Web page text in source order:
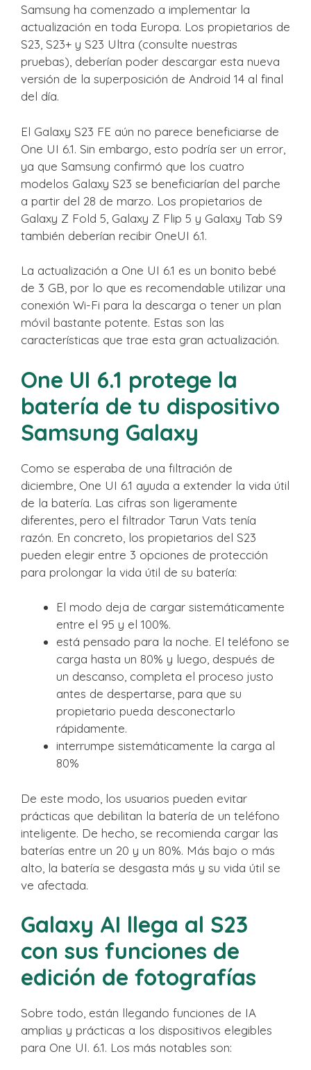
Samsung ha comenzado a implementar la
actualización en toda Europa. Los propietarios de
S23, S23+ y S23 Ultra (consulte nuestras
pruebas), deberían poder descargar esta nueva
versión de la superposición de Android 14 al final
del día.
El Galaxy S23 FE aún no parece beneficiarse de
One UI 6.1. Sin embargo, esto podría ser un error,
ya que Samsung confirmó que los cuatro
modelos Galaxy S23 se beneficiarían del parche
a partir del 28 de marzo. Los propietarios de
Galaxy Z Fold 5, Galaxy Z Flip 5 y Galaxy Tab S9
también deberían recibir OneUI 6.1.
La actualización a One UI 6.1 es un bonito bebé
de 3 GB, por lo que es recomendable utilizar una
conexión Wi-Fi para la descarga o tener un plan
móvil bastante potente. Estas son las
características que trae esta gran actualización.
One UI 6.1 protege la
batería de tu dispositivo
Samsung Galaxy
Como se esperaba de una filtración de
diciembre, One UI 6.1 ayuda a extender la vida útil
de la batería. Las cifras son ligeramente
diferentes, pero el filtrador Tarun Vats tenía
razón. En concreto, los propietarios del S23
pueden elegir entre 3 opciones de protección
para prolongar la vida útil de su batería:
El modo deja de cargar sistemáticamente
entre el 95 y el 100%.
está pensado para la noche. El teléfono se
carga hasta un 80% y luego, después de
un descanso, completa el proceso justo
antes de despertarse, para que su
propietario pueda desconectarlo
rápidamente.
interrumpe sistemáticamente la carga al
80%
De este modo, los usuarios pueden evitar
prácticas que debilitan la batería de un teléfono
inteligente. De hecho, se recomienda cargar las
baterías entre un 20 y un 80%. Más bajo o más
alto, la batería se desgasta más y su vida útil se
ve afectada.
Galaxy AI llega al S23
con sus funciones de
edición de fotografías
Sobre todo, están llegando funciones de IA
amplias y prácticas a los dispositivos elegibles
para One UI. 6.1. Los más notables son: